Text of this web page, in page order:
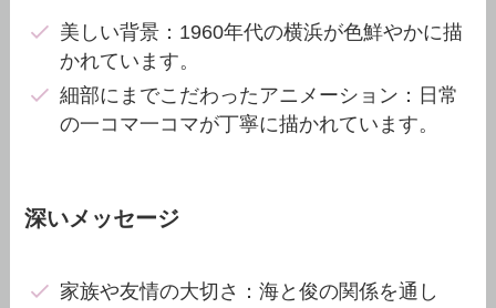
美しい背景：1960年代の横浜が色鮮やかに描
かれています。
細部にまでこだわったアニメーション：日常
の一コマ一コマが丁寧に描かれています。
深いメッセージ
家族や友情の大切さ：海と俊の関係を通し